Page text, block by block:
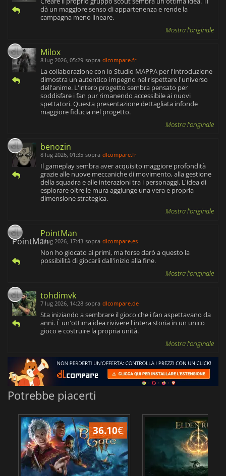
dà un maggiore senso di appartenenza e rende la
campagna meno lineare.
Mostra l'originale
Milox
8 lug 2026, 05:29 sopra dlcompare.fr
La collaborazione con lo Studio MAPPA per l'introduzione
dimostra un autentico impegno nel rispettare l'universo
dell'anime. L'intero progetto sembra pensato per
soddisfare i fan pur rimanendo accessibile ai nuovi
spettatori. Questa presentazione dettagliata infonde
maggiore fiducia nel progetto.
Mostra l'originale
benozin
8 lug 2026, 01:35 sopra dlcompare.fr
Il gameplay sembra aver acquisito maggiore profondità
grazie alle nuove meccaniche di movimento, alla gestione
della squadra e alle interazioni tra i personaggi. L'idea di
esplorare oltre le mura aggiunge una vera e propria
dimensione strategica.
Mostra l'originale
PointMan
7 lug 2026, 17:43 sopra dlcompare.es
Non ho giocato ai primi, ma forse darò a questo la
possibilità di giocarli dall'inizio alla fine.
Mostra l'originale
tohdimvk
7 lug 2026, 14:28 sopra dlcompare.de
Sta iniziando a sembrare il gioco che i fan aspettavano da
anni. È un'ottima idea rivivere l'intera storia in un unico
gioco e costruire la propria unità.
Mostra l'originale
Potrebbe piacerti
36.10€